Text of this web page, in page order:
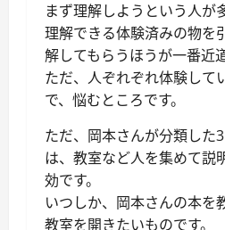
まず理解しようという人が
理解できる体験済みの物を
解してもらうほうが一番近
ただ、人ぞれぞれ体験して
で、悩むところです。
ただ、岡本さんが分類した
は、教室など人を集めて説
効です。
いつしか、岡本さんの本を
教室を開きたいものです。